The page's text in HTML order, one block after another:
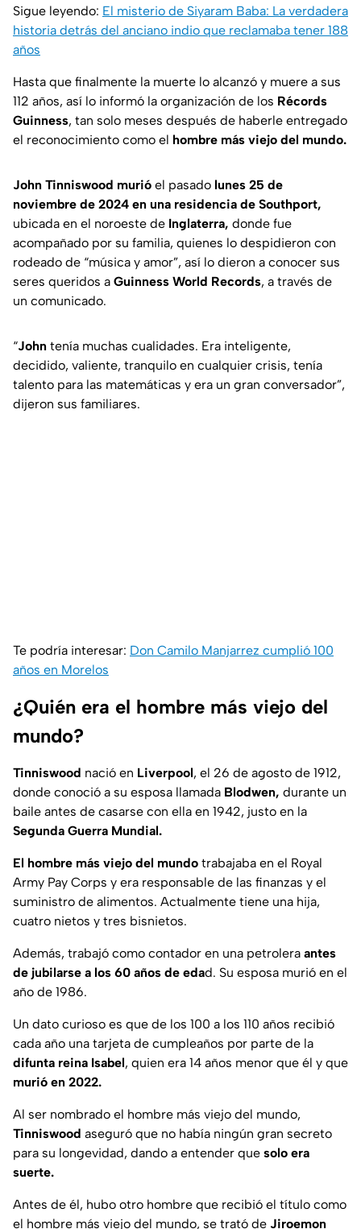
Sigue leyendo: El misterio de Siyaram Baba: La verdadera
historia detrás del anciano indio que reclamaba tener 188
años
Hasta que finalmente la muerte lo alcanzó y muere a sus
112 años, así lo informó la organización de los Récords
Guinness, tan solo meses después de haberle entregado
el reconocimiento como el hombre más viejo del mundo.
John Tinniswood murió el pasado lunes 25 de
noviembre de 2024 en una residencia de Southport,
ubicada en el noroeste de Inglaterra, donde fue
acompañado por su familia, quienes lo despidieron con
rodeado de “música y amor”, así lo dieron a conocer sus
seres queridos a Guinness World Records, a través de
un comunicado.
“John tenía muchas cualidades. Era inteligente,
decidido, valiente, tranquilo en cualquier crisis, tenía
talento para las matemáticas y era un gran conversador”,
dijeron sus familiares.
Te podría interesar: Don Camilo Manjarrez cumplió 100
años en Morelos
¿Quién era el hombre más viejo del
mundo?
Tinniswood nació en Liverpool, el 26 de agosto de 1912,
donde conoció a su esposa llamada Blodwen, durante un
baile antes de casarse con ella en 1942, justo en la
Segunda Guerra Mundial.
El hombre más viejo del mundo trabajaba en el Royal
Army Pay Corps y era responsable de las finanzas y el
suministro de alimentos. Actualmente tiene una hija,
cuatro nietos y tres bisnietos.
Además, trabajó como contador en una petrolera antes
de jubilarse a los 60 años de edad. Su esposa murió en el
año de 1986.
Un dato curioso es que de los 100 a los 110 años recibió
cada año una tarjeta de cumpleaños por parte de la
difunta reina Isabel, quien era 14 años menor que él y que
murió en 2022.
Al ser nombrado el hombre más viejo del mundo,
Tinniswood aseguró que no había ningún gran secreto
para su longevidad, dando a entender que solo era
suerte.
Antes de él, hubo otro hombre que recibió el título como
el hombre más viejo del mundo, se trató de Jiroemon